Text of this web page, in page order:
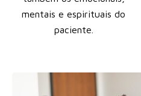
mentais e espirituais do
paciente.